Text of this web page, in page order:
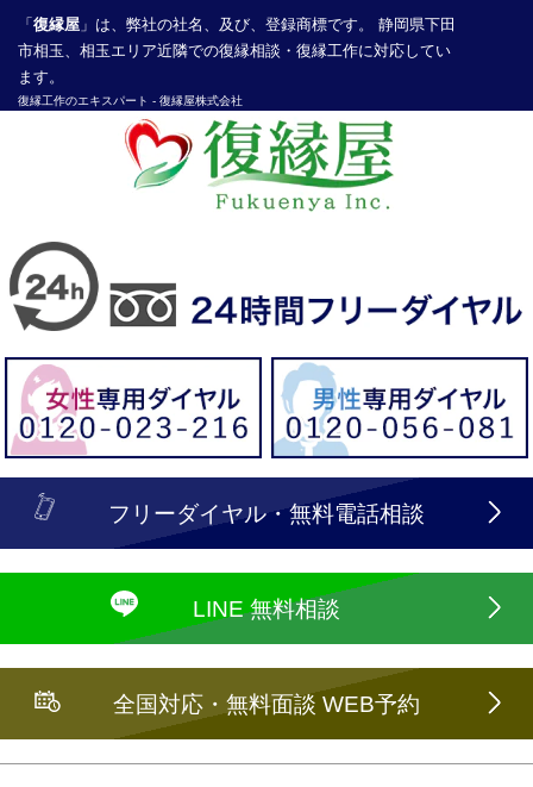
「 復縁屋 」は、弊社の社名、及び、登録商標です。 静岡県下田
市相玉、相玉エリア近隣での復縁相談・復縁工作に対応してい
ます。
復縁工作のエキスパート - 復縁屋株式会社
探偵業届出登録番号30210286号
フリーダイヤル・無料電話相談
LINE 無料相談
全国対応・無料面談 WEB予約